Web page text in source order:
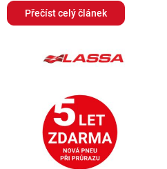
Přečíst celý článek